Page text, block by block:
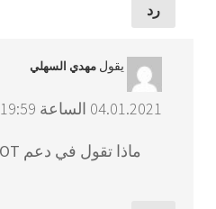
رد
يقول مهدي السهلي
04.01.2021 الساعة 19:59